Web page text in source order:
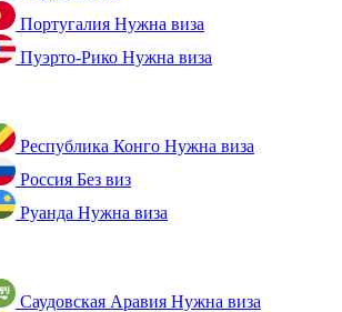
Португалия Нужна виза
Пуэрто-Рико Нужна виза
Республика Конго Нужна виза
Россия Без виз
Руанда Нужна виза
Саудовская Аравия Нужна виза